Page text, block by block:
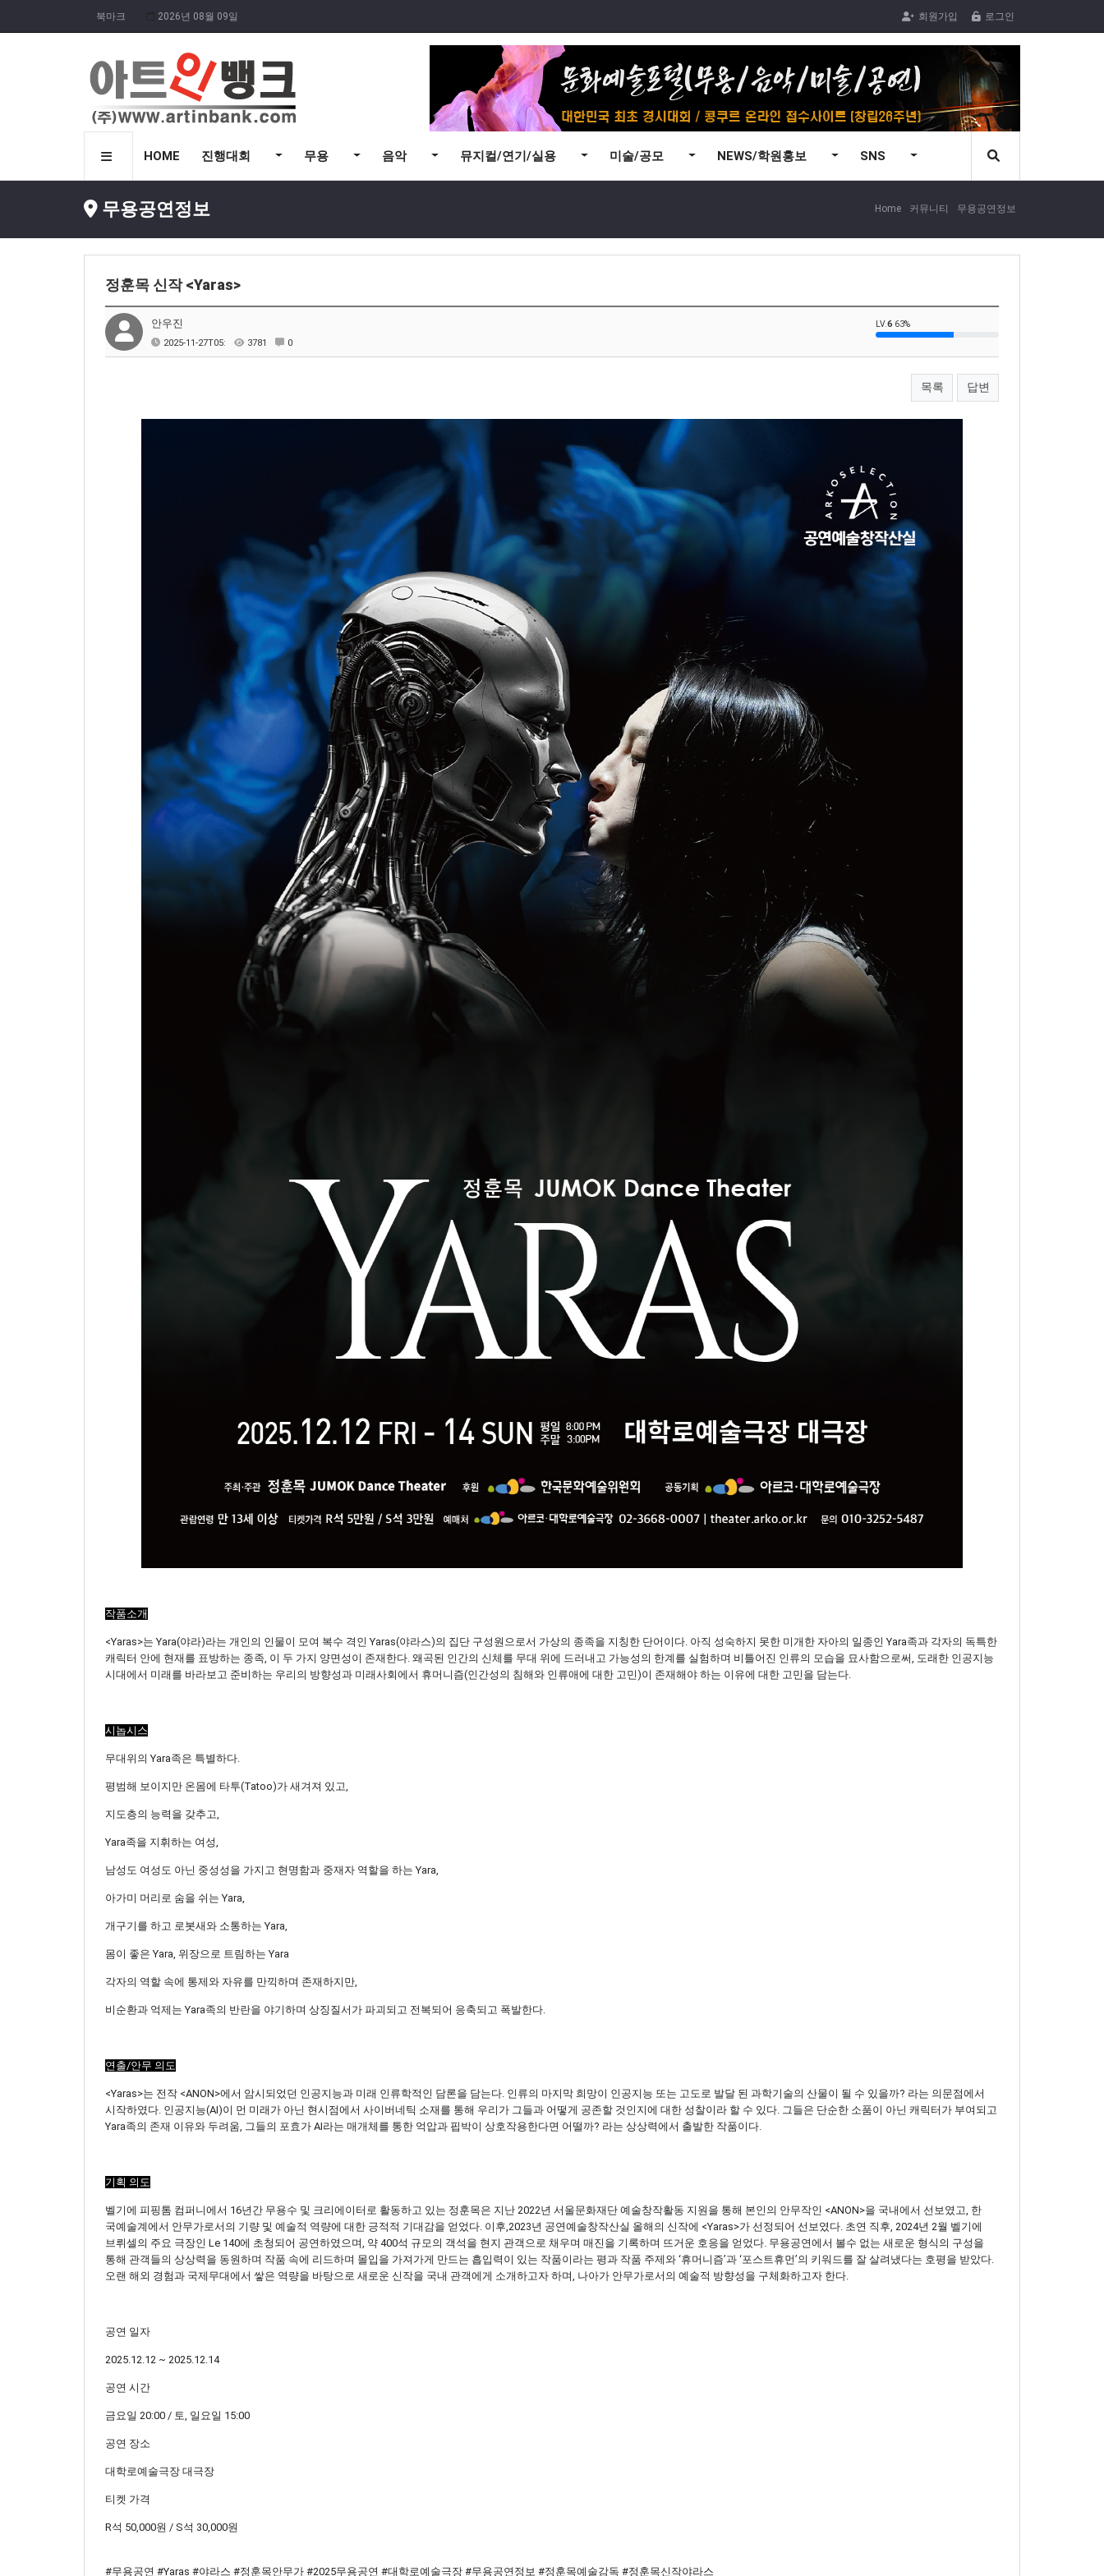
북마크 2026년 08월 09일 회원가입 로그인
HOME 진행대회 무용 음악 뮤지컬/연기/실용 미술/공모 NEWS/학원홍보 SNS
무용공연정보 Home 커뮤니티 무용공연정보
정훈목 신작 <Yaras>
안우진
2025-11-27T05: 3781 0
LV.6 63%
목록 답변
작품소개
<Yaras>는 Yara(야라)라는 개인의 인물이 모여 복수 격인 Yaras(야라스)의 집단 구성원으로서 가상의 종족을 지칭한 단어이다. 아직 성숙하지 못한 미개한 자아의 일종인 Yara족과 각자의 독특한
캐릭터 안에 현재를 표방하는 종족, 이 두 가지 양면성이 존재한다. 왜곡된 인간의 신체를 무대 위에 드러내고 가능성의 한계를 실험하며 비틀어진 인류의 모습을 묘사함으로써, 도래한 인공지능
시대에서 미래를 바라보고 준비하는 우리의 방향성과 미래사회에서 휴머니즘(인간성의 침해와 인류애에 대한 고민)이 존재해야 하는 이유에 대한 고민을 담는다.
시놉시스
무대위의 Yara족은 특별하다.
평범해 보이지만 온몸에 타투(Tatoo)가 새겨져 있고,
지도층의 능력을 갖추고,
Yara족을 지휘하는 여성,
남성도 여성도 아닌 중성성을 가지고 현명함과 중재자 역할을 하는 Yara,
아가미 머리로 숨을 쉬는 Yara,
개구기를 하고 로봇새와 소통하는 Yara,
몸이 좋은 Yara, 위장으로 트림하는 Yara
각자의 역할 속에 통제와 자유를 만끽하며 존재하지만,
비순환과 억제는 Yara족의 반란을 야기하며 상징질서가 파괴되고 전복되어 응축되고 폭발한다.
연출/안무 의도
<Yaras>는 전작 <ANON>에서 암시되었던 인공지능과 미래 인류학적인 담론을 담는다. 인류의 마지막 희망이 인공지능 또는 고도로 발달 된 과학기술의 산물이 될 수 있을까? 라는 의문점에서
시작하였다. 인공지능(AI)이 먼 미래가 아닌 현시점에서 사이버네틱 소재를 통해 우리가 그들과 어떻게 공존할 것인지에 대한 성찰이라 할 수 있다. 그들은 단순한 소품이 아닌 캐릭터가 부여되고
Yara족의 존재 이유와 두려움, 그들의 포효가 AI라는 매개체를 통한 억압과 핍박이 상호작용한다면 어떨까? 라는 상상력에서 출발한 작품이다.
기획 의도
벨기에 피핑톰 컴퍼니에서 16년간 무용수 및 크리에이터로 활동하고 있는 정훈목은 지난 2022년 서울문화재단 예술창작활동 지원을 통해 본인의 안무작인 <ANON>을 국내에서 선보였고, 한
국예술계에서 안무가로서의 기량 및 예술적 역량에 대한 긍적적 기대감을 얻었다. 이후,2023년 공연예술창작산실 올해의 신작에 <Yaras>가 선정되어 선보였다. 초연 직후, 2024년 2월 벨기에
브뤼셀의 주요 극장인 Le 140에 초청되어 공연하였으며, 약 400석 규모의 객석을 현지 관객으로 채우며 매진을 기록하며 뜨거운 호응을 얻었다. 무용공연에서 볼수 없는 새로운 형식의 구성을
통해 관객들의 상상력을 동원하며 작품 속에 리드하며 몰입을 가져가게 만드는 흡입력이 있는 작품이라는 평과 작품 주제와 ‘휴머니즘’과 ‘포스트휴먼’의 키워드를 잘 살려냈다는 호평을 받았다.
오랜 해외 경험과 국제무대에서 쌓은 역량을 바탕으로 새로운 신작을 국내 관객에게 소개하고자 하며, 나아가 안무가로서의 예술적 방향성을 구체화하고자 한다.
공연 일자
2025.12.12 ~ 2025.12.14
공연 시간
금요일 20:00 / 토, 일요일 15:00
공연 장소
대학로예술극장 대극장
티켓 가격
R석 50,000원 / S석 30,000원
#무용공연 #Yaras #야라스 #정훈목안무가 #2025무용공연 #대학로예술극장 #무용공연정보 #정훈목예술감독 #정훈목신작야라스